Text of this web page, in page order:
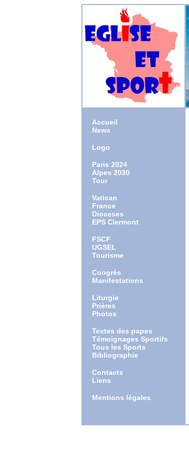
Accueil
News
Logo
Paris 2024
Alpes 2030
Tour
Vatican
France
Dioceses
EPS Clermont
FSCF
UGSEL
Tourisme
Congrès
Manifestations
Liturgie
Prières
Photos
Textes des papes
Témoignages Sportifs
Tous les Sports
Bibliographie
Contacts
Liens
Mentions légales